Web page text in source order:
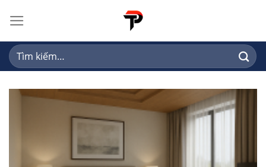
content
Tìm
kiếm: